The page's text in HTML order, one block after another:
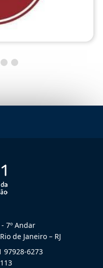
7º Andar
de Janeiro – RJ
97928-6273